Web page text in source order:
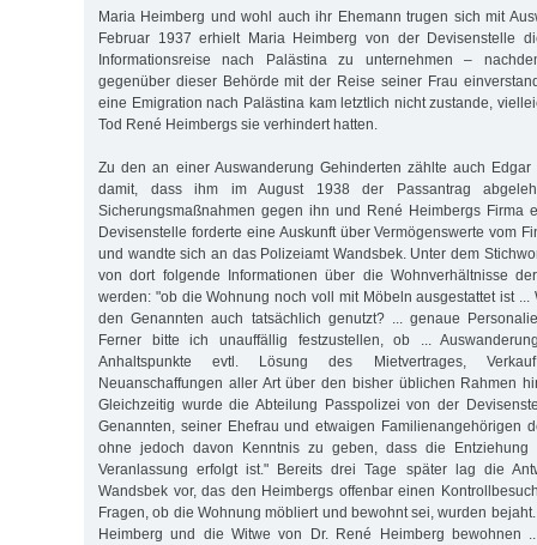
Maria Heimberg und wohl auch ihr Ehemann trugen sich mit
Februar 1937 erhielt Maria Heimberg von der Devisenstelle
Informationsreise nach Palästina zu unternehmen –
gegenüber dieser Behörde mit der Reise seiner Frau
eine Emigration nach Palästina kam letztlich nicht zustande,
Tod René Heimbergs sie verhindert hatten.
Zu den an einer Auswanderung Gehinderten zählte auch
damit, dass ihm im August 1938 der Passantrag
Sicherungsmaßnahmen gegen ihn und René Heimbergs Firma
Devisenstelle forderte eine Auskunft über Vermögenswerte vom
und wandte sich an das Polizeiamt Wandsbek. Unter dem
von dort folgende Informationen über die Wohnverhältnisse
werden: "ob die Wohnung noch voll mit Möbeln ausgestattet ist ...
den Genannten auch tatsächlich genutzt? ... genaue
Ferner bitte ich unauffällig festzustellen, ob ...
Anhaltspunkte evtl. Lösung des Mietvertrages,
Neuanschaffungen aller Art über den bisher üblichen Rahmen
Gleichzeitig wurde die Abteilung Passpolizei von der
Genannten, seiner Ehefrau und etwaigen Familienangehörigen
ohne jedoch davon Kenntnis zu geben, dass die
Veranlassung erfolgt ist." Bereits drei Tage später lag die
Wandsbek vor, das den Heimbergs offenbar einen
Fragen, ob die Wohnung möbliert und bewohnt sei, wurden
Heimberg und die Witwe von Dr. René Heimberg bewohnen